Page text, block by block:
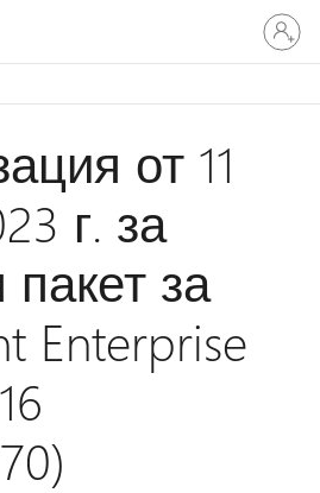
Влезте
във
вашия
от 11
г. за
пакет за
Enterprise